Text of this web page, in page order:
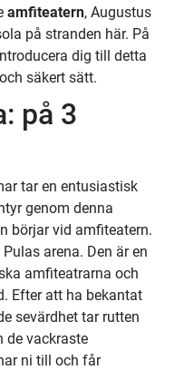
amfiteatern, Augustus
på stranden här. På
dig till detta
säkert sätt.
på 3
tar en entusiastisk
genom denna
börjar vid amfiteatern.
arena. Den är en
amfiteatrarna och
Efter att ha bekantat
sevärdhet tar rutten
de vackraste
ni till och får